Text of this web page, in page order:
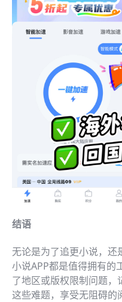
结语
无论是为了追更小说，还
小说APP都是值得拥有的
了地区或版权限制问题
这些难题，享受无阻碍的